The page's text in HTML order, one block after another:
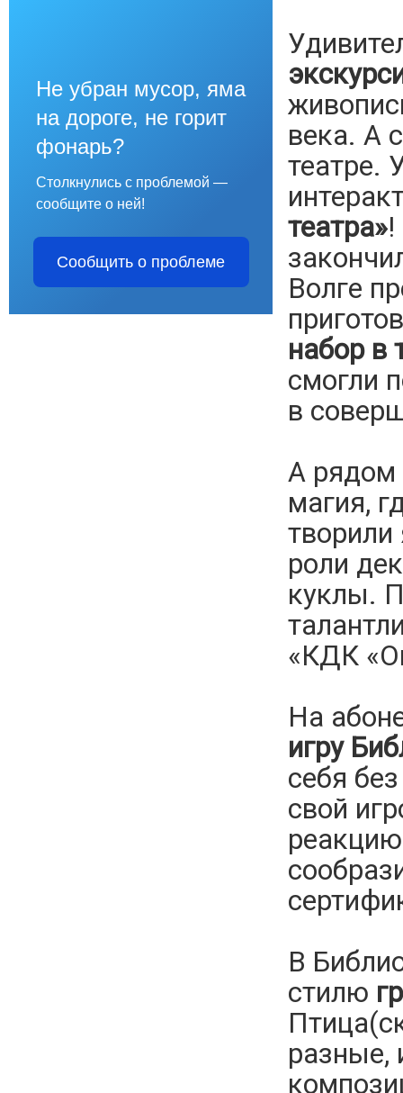
Не убран мусор, яма
на дороге, не горит
фонарь?
Столкнулись с проблемой —
сообщите о ней!
Сообщить о проблеме
века. А
театре.
театра»
Волге
набор в
смогли
в
А рядом
магия,
творили
роли
куклы.
«КДК
На
игру
себя
свой
В
стилю
разные,